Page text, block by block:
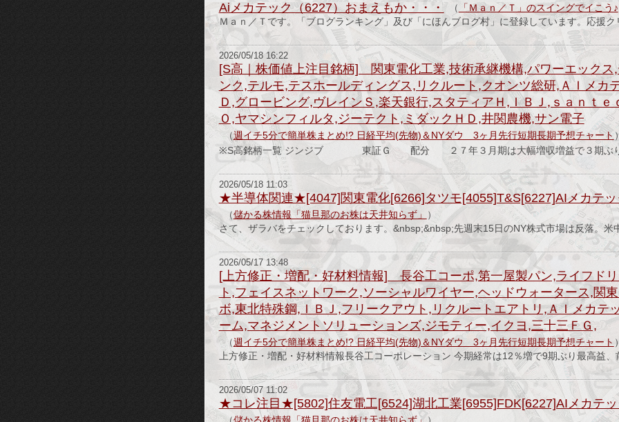
Aiメカテック（6227）おまえもか・・・ （ 「Ｍａｎ／Ｔ」のスイングでイこう♪
Ｍａｎ／Ｔです。「ブログランキング」及び「にほんブログ村」に登録しています。応援
2026/05/18 16:22
[S高｜株価値上注目銘柄] 関東電化工業,技術承継機構,パワーエックス
ンク,テルモ,テスホールディングス,リクルート,クオンツ総研,ＡＩメカ
Ｄ,グロービング,ヴレインＳ,楽天銀行,スタティアＨ,ＩＢＪ,ｓａｎｔ
Ｏ,ヤマシンフィルタ,ジーテクト,ミダックＨＤ,井関農機,サン電子
（週イチ5分で簡単株まとめ!? 日経平均(先物)＆NYダウ 3ヶ月先行短期長期予想チャート
※S高銘柄一覧 ジンジブ 東証Ｇ 配分 ２７年３月期は大幅増収増益で３期ぶり
2026/05/18 11:03
★半導体関連★[4047]関東電化[6266]タツモ[4055]T&S[6227]AIメカテッ
（儲かる株情報「猫旦那のお株は天井知らず」
）
さて、ザラバをチェックしております。&nbsp;&nbsp;先週末15日のNY株式市場は反落。
2026/05/17 13:48
[上方修正・増配・好材料情報] 長谷工コーポ,第一屋製パン,ライフド
ト,フェイスネットワーク,ソーシャルワイヤー,ヘッドウォータース,関
ボ,東北特殊鋼,ＩＢＪ,フリークアウト,リクルートエアトリ,ＡＩメカテ
ーム,マネジメントソリューションズ,ジモティー,イクヨ,三十三ＦＧ,
（週イチ5分で簡単株まとめ!? 日経平均(先物)＆NYダウ 3ヶ月先行短期長期予想チャート
上方修正・増配・好材料情報長谷工コーポレーション 今期経常は12％増で9期ぶり最高益
2026/05/07 11:02
★コレ注目★[5802]住友電工[6524]湖北工業[6955]FDK[6227]AIメカテ